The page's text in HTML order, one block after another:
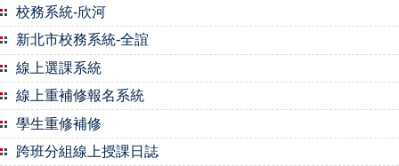
校務系統-欣河
新北市校務系統-全誼
線上選課系統
線上重補修報名系統
學生重修補修
跨班分組線上授課日誌